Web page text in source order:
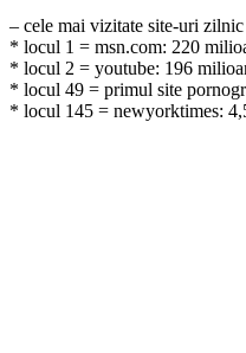
– cele mai vizitate site-uri zilnic
* locul 1 = msn.com: 220
* locul 2 = youtube: 196
* locul 49 = primul site
* locul 145 = newyorktimes: